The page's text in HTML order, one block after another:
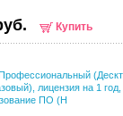
Купить
лицензия на 1
ПО (Н